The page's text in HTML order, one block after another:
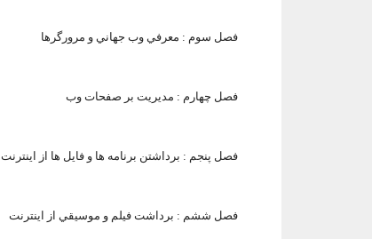
فصل سوم : معرفي وب جهاني و مرورگرها
فصل چهارم : مديريت بر صفحات وب
فصل پنجم : برداشتن برنامه ها و فايل ها از اينترنت
فصل ششم : برداشت فيلم و موسيقي از اينترنت